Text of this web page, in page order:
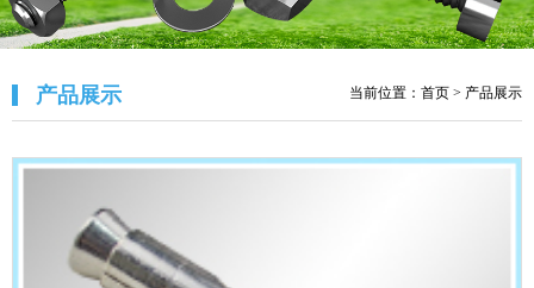
产品展示 当前位置： 首页 > 产品展示